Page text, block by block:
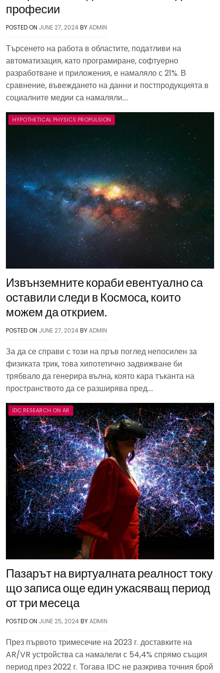
професии
POSTED ON JUNE 27, 2024BYADMIN
Търсенето на работа в областите, податливи на
автоматизация, като програмиране, софтуерно
разработване и приложения, е намаляло с 21%. В
сравнение, въвеждането на данни и постпродукцията в
социалните медии са намаляли….
HYPOTHETICAL PHYSICS PROPULSION
Извънземните кораби евентуално са
оставили следи в Космоса, които
можем да открием.
POSTED ON JUNE 27, 2024BYADMIN
За да се справи с този на пръв поглед непосилен за
физиката трик, това хипотетично задвижване би
трябвало да генерира вълна, която кара тъканта на
пространството да се разширява пред….
IDC RESEARCH ON AR
Пазарът на виртуалната реалност току
що записа още един ужасяващ период
от три месеца
POSTED ON JUNE 25, 2024BYADMIN
През първото тримесечие на 2023 г. доставките на
AR/VR устройства са намалели с 54,4% спрямо същия
период през 2022 г. Тогава IDC не разкрива точния брой